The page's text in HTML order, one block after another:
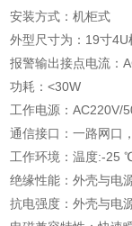
安装方式：机柜式
外型尺寸为：19寸
报警输出接点电流：
功耗：<30W
工作电源：AC220V/
通信接口：一路网口
工作环境：温度:-
绝缘性能：外壳与电
抗电强度：外壳与电